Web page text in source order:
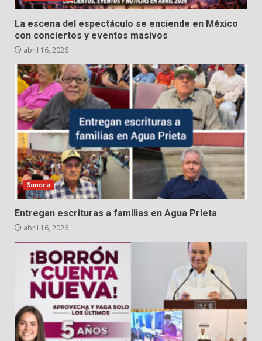
La escena del espectáculo se enciende en México
con conciertos y eventos masivos
abril 16, 2026
Sonora
Entregan escrituras a familias en Agua Prieta
abril 16, 2026